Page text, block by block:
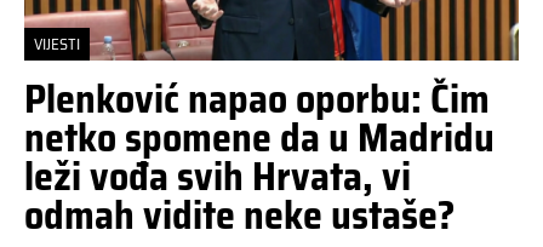
VIJESTI
Plenković napao oporbu: Čim
netko spomene da u Madridu
leži vođa svih Hrvata, vi
odmah vidite neke ustaše?